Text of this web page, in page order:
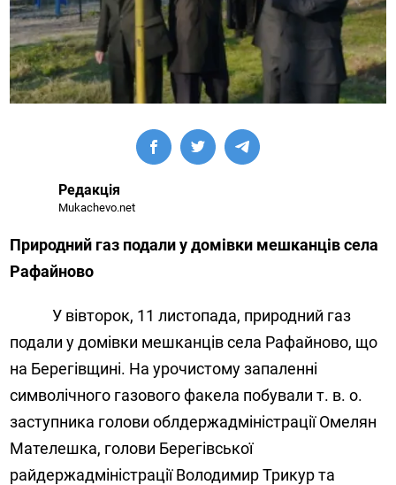
Редакція
Mukachevo.net
Природний газ подали у домівки мешканців села
Рафайново
У вівторок, 11 листопада, природний газ
подали у домівки мешканців села Рафайново, що
на Берегівщині. На урочистому запаленні
символічного газового факела побували т. в. о.
заступника голови облдержадміністрації Омелян
Мателешка, голови Берегівської
райдержадміністрації Володимир Трикур та